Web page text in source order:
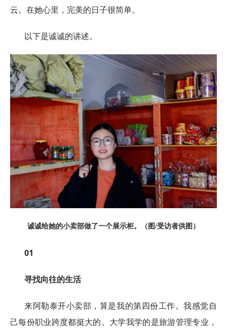
云。在她心里，完美的日子很简单。
以下是诚诚的讲述。
诚诚给她的小卖部做了一个展示柜。（图/受访者供图）
01
寻找向往的生活
来阿勒泰开小卖部，算是我的第四份工作。我感觉自
己每份职业跨度都挺大的。大学我学的是旅游管理专业，